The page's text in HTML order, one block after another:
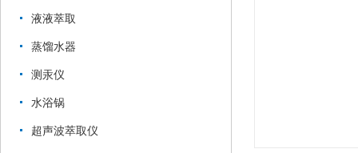
液液萃取
蒸馏水器
测汞仪
水浴锅
超声波萃取仪